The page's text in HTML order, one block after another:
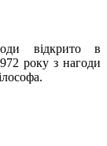
відкрито в
року з нагоди